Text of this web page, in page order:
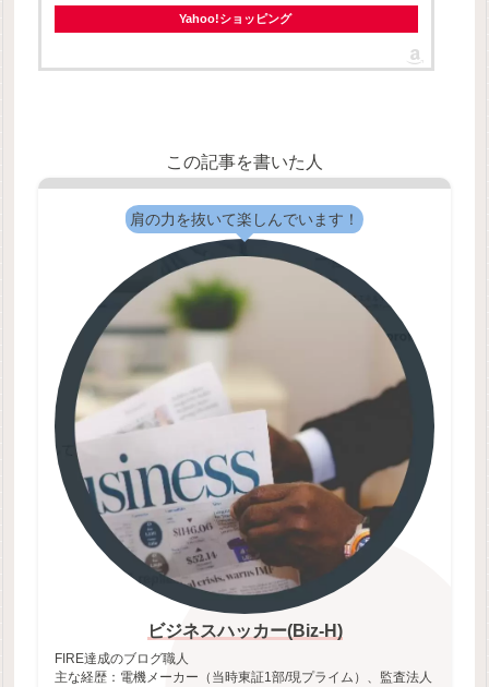
Yahoo!ショッピング
この記事を書いた人
肩の力を抜いて楽しんでいます！
ビジネスハッカー(Biz-H)
FIRE達成のブログ職人
主な経歴：電機メーカー（当時東証1部/現プライム）、監査法人